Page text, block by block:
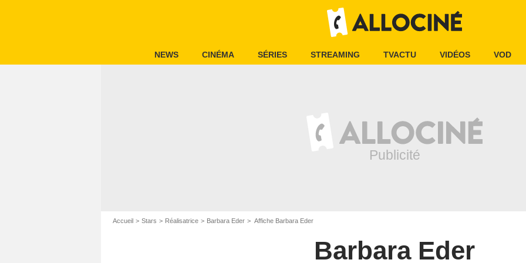
NEWS CINÉMA SÉRIES STREAMING TVACTU VIDÉOS VOD
Accueil Stars Réalisatrice Barbara Eder Affiche Barbara Eder
Barbara Eder